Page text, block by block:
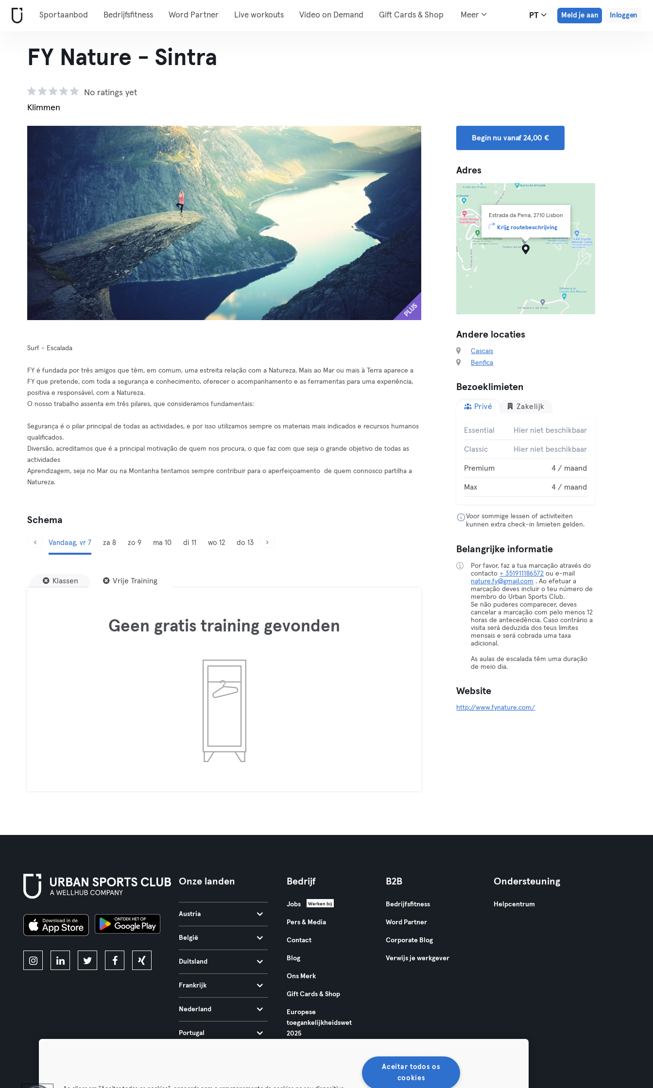
Sportaanbod Bedrijfsfitness Word Partner Live workouts Video on Demand Gift Cards & Shop Meer PT Meld je aan Inloggen
FY Nature - Sintra
No ratings yet
Klimmen
PLUS
Surf - Escalada
FY é fundada por três amigos que têm, em comum, uma estreita relação com a Natureza. Mais ao Mar ou mais à Terra aparece a
FY que pretende, com toda a segurança e conhecimento, oferecer o acompanhamento e as ferramentas para uma experiência,
positiva e responsável, com a Natureza.
O nosso trabalho assenta em três pilares, que consideramos fundamentais:
Segurança é o pilar principal de todas as actividades, e por isso utilizamos sempre os materiais mais indicados e recursos humanos
qualificados.
Diversão, acreditamos que é a principal motivação de quem nos procura, o que faz com que seja o grande objetivo de todas as
actividades
Aprendizagem, seja no Mar ou na Montanha tentamos sempre contribuir para o aperfeiçoamento de quem connosco partilha a
Natureza.
Schema
Vandaag, vr 7 za 8 zo 9 ma 10 di 11 wo 12 do 13
Klassen Vrije Training
Geen gratis training gevonden
Begin nu vanaf 24,00 €
Adres
Estrada da Pena, 2710 Lisbon
Krijg routebeschrijving
Andere locaties
Cascais
Benfica
Bezoeklimieten
Privé Zakelijk
Essential Hier niet beschikbaar
Classic Hier niet beschikbaar
Premium 4 / maand
Max 4 / maand
Voor sommige lessen of activiteiten
kunnen extra check-in limieten gelden.
Belangrijke informatie
Por favor, faz a tua marcação através do
contacto + 351911186572 ou e-mail
nature.fy@gmail.com . Ao efetuar a
marcação deves incluir o teu número de
membro do Urban Sports Club.
Se não puderes comparecer, deves
cancelar a marcação com pelo menos 12
horas de antecedência. Caso contrário a
visita será deduzida dos teus limites
mensais e será cobrada uma taxa
adicional.
As aulas de escalada têm uma duração
de meio dia.
Website
http://www.fynature.com/
Onze landen
Austria
België
Duitsland
Frankrijk
Nederland
Portugal
Bedrijf
Jobs Werken bij
Pers & Media
Contact
Blog
Ons Merk
Gift Cards & Shop
Europese
toegankelijkheidswet
2025
B2B
Bedrijfsfitness
Word Partner
Corporate Blog
Verwijs je werkgever
Ondersteuning
Helpcentrum
Aceitar todos os
cookies